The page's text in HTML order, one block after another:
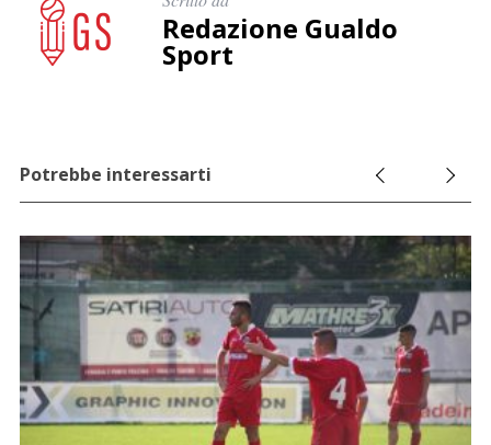
Redazione Gualdo
Sport
Potrebbe interessarti